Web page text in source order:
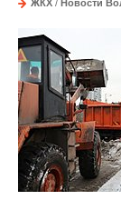
ЖКХ / Новости